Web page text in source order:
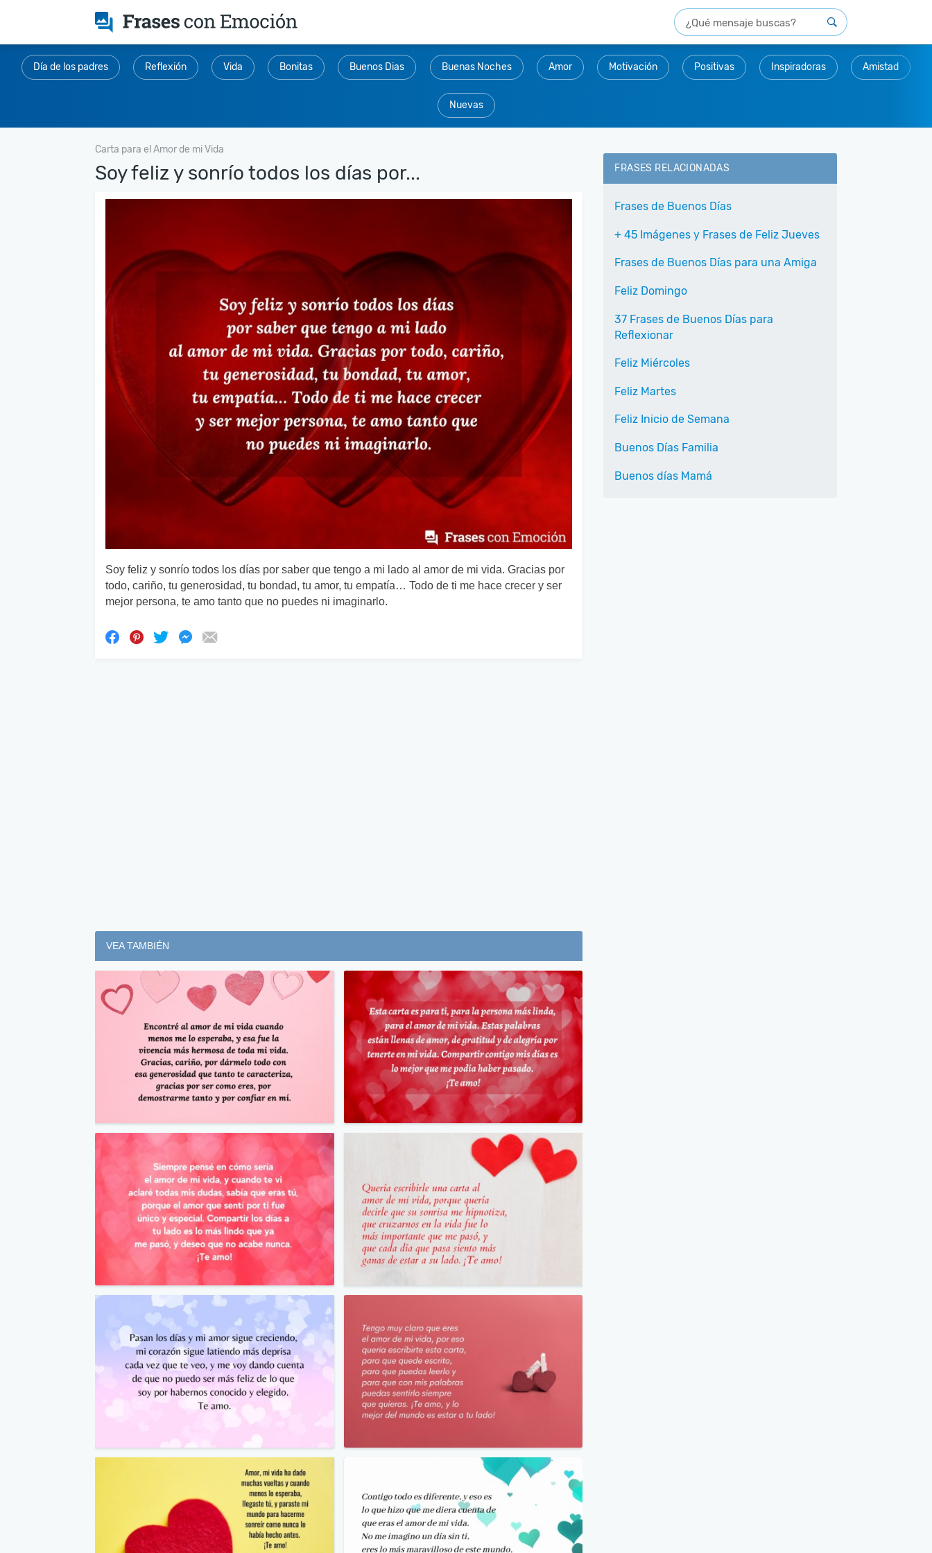
Día de los padres Reflexión Vida Bonitas Buenos Dias Buenas Noches Amor Motivación Positivas Inspiradoras Amistad
Nuevas
Carta para el Amor de mi Vida
Soy feliz y sonrío todos los días por...
Soy feliz y sonrío todos los días por saber que tengo a mi lado al amor de mi vida. Gracias por
todo, cariño, tu generosidad, tu bondad, tu amor, tu empatía… Todo de ti me hace crecer y ser
mejor persona, te amo tanto que no puedes ni imaginarlo.
VEA TAMBIÉN
FRASES RELACIONADAS
Frases de Buenos Días
+ 45 Imágenes y Frases de Feliz Jueves
Frases de Buenos Días para una Amiga
Feliz Domingo
37 Frases de Buenos Días para
Reflexionar
Feliz Miércoles
Feliz Martes
Feliz Inicio de Semana
Buenos Días Familia
Buenos días Mamá